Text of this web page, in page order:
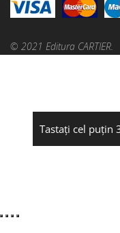
© 2021 Editura CARTIER.